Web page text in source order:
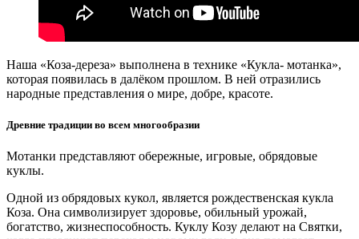
Наша «Коза-дереза» выполнена в технике «Кукла- мотанка»,
которая появилась в далёком прошлом. В ней отразились
народные представления о мире, добре, красоте.
Древние традиции во всем многообразии
Мотанки представляют обережные, игровые, обрядовые
куклы.
Одной из обрядовых кукол, является рождественская кукла
Коза. Она символизирует здоровье, обильный урожай,
богатство, жизнеспособность. Куклу Козу делают на Святки,